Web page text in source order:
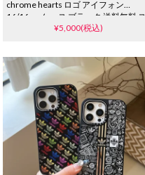
chrome hearts ロゴ アイフォン
16/16proケース ブラック 送料無料 ス
トリート ブランド アイフォーン
¥5,000(税込)